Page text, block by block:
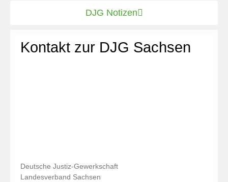
DJG Notizen
Kontakt zur DJG Sachsen
Deutsche Justiz-Gewerkschaft
Landesverband Sachsen